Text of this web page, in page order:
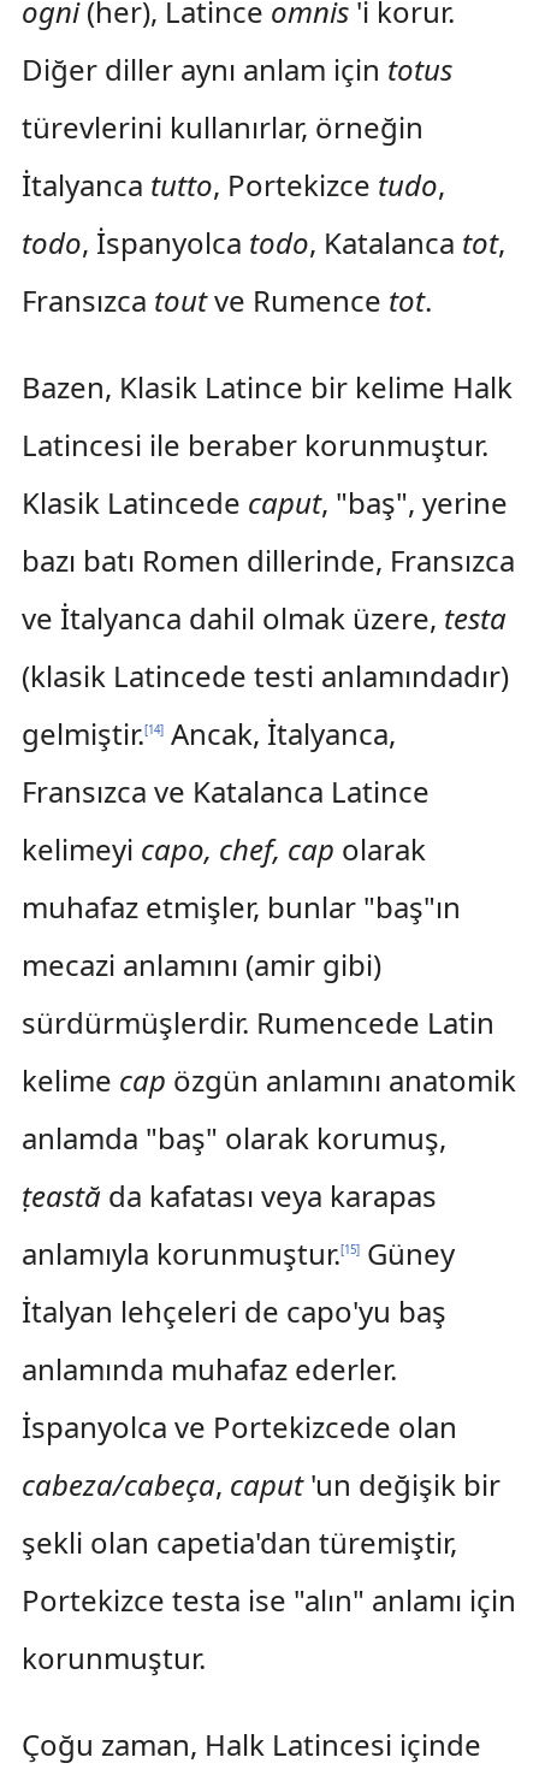
ogni(her), Latince omnis'i korur.
Diğer diller aynı anlam için totus
türevlerini kullanırlar, örneğin
İtalyanca tutto, Portekizce tudo,
todo, İspanyolca todo, Katalanca tot,
Fransızca toutve Rumence tot.
Bazen, Klasik Latince bir kelime Halk
Latincesi ile beraber korunmuştur.
Klasik Latincede caput, "baş", yerine
bazı batı Romen dillerinde, Fransızca
ve İtalyanca dahil olmak üzere, testa
(klasik Latincede testi anlamındadır)
gelmiştir.[14]Ancak, İtalyanca,
Fransızca ve Katalanca Latince
kelimeyi capo, chef, cap olarak
muhafaz etmişler, bunlar "baş"ın
mecazi anlamını (amir gibi)
sürdürmüşlerdir. Rumencede Latin
kelime cap özgün anlamını anatomik
anlamda "baş" olarak korumuş,
ṭeastă da kafatası veya karapas
anlamıyla korunmuştur.[15]Güney
İtalyan lehçeleri de capo'yu baş
anlamında muhafaz ederler.
İspanyolca ve Portekizcede olan
cabeza/cabeça, caput'un değişik bir
şekli olan capetia'dan türemiştir,
Portekizce testa ise "alın" anlamı için
korunmuştur.
Çoğu zaman, Halk Latincesi içinde